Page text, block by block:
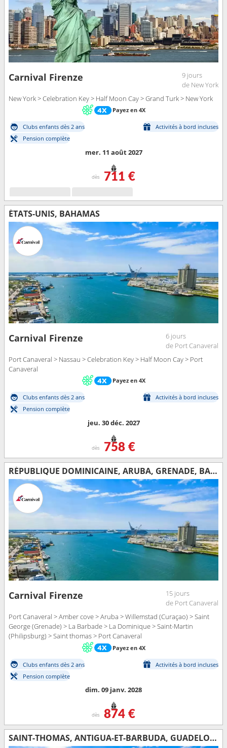
Carnival Firenze
9 jours
de New York
New York > Celebration Key > Half Moon Cay > Grand Turk > New York
Payez en 4X
Clubs enfants dès 2 ans
Activités à bord incluses
Pension complète
mer. 11 août 2027
dès 711 €
ÉTATS-UNIS, BAHAMAS
Carnival Firenze
6 jours
de Port Canaveral
Port Canaveral > Nassau > Celebration Key > Half Moon Cay > Port
Canaveral
Payez en 4X
Clubs enfants dès 2 ans
Activités à bord incluses
Pension complète
jeu. 30 déc. 2027
dès 758 €
RÉPUBLIQUE DOMINICAINE, ARUBA, GRENADE, BARBADE, DOMINIQUE, SAINT-MARTIN, SAINT-THOMAS, ÉTATS-UNIS
Carnival Firenze
15 jours
de Port Canaveral
Port Canaveral > Amber cove > Aruba > Willemstad (Curaçao) > Saint
George (Grenade) > La Barbade > La Dominique > Saint-Martin
(Philipsburg) > Saint thomas > Port Canaveral
Payez en 4X
Clubs enfants dès 2 ans
Activités à bord incluses
Pension complète
dim. 09 janv. 2028
dès 874 €
SAINT-THOMAS, ANTIGUA-ET-BARBUDA, GUADELOUPE, MARTINIQUE, GRENADE, BARBADE, SAINT-MARTIN, PORTO RICO, ÉTATS-UNIS